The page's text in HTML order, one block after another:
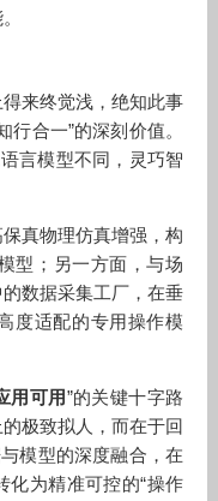
得来终觉浅，绝知此事
行合一”的深刻价值。
言模型不同，灵巧智
真物理仿真增强，构
型；另一方面，与场
数据采集工厂，在垂
度适配的专用操作模
用可用”的关键十字路
极致拟人，而在于回
模型的深度融合，在
化为精准可控的“操作